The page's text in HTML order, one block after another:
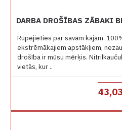
Rūpējieties par savām kājām.
ekstrēmākajiem apstākļiem,
drošība ir mūsu mērķis.
vietās, kur ..